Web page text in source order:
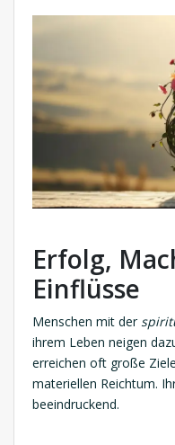
Erfolg,
Einflüsse
Menschen mit der
ihrem Leben neigen
erreichen oft große
materiellen Reichtum.
beeindruckend.